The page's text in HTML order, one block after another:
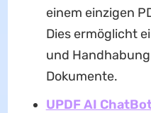
einem einzigen
Dies ermöglicht
und
Dokumente.
UPDF AI